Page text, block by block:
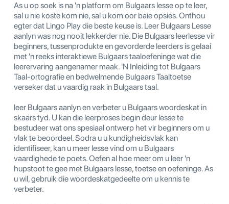
As u op soek is na 'n platform om Bulgaars lesse op te leer,
sal u nie koste kom nie, sal u kom oor baie opsies. Onthou
egter dat Lingo Play die beste keuse is. Leer Bulgaars Lesse
aanlyn was nog nooit lekkerder nie. Die Bulgaars leerlesse vir
beginners, tussenprodukte en gevorderde leerders is gelaai
met 'n reeks interaktiewe Bulgaars taaloefeninge wat die
leerervaring aangenamer maak. 'N Inleiding tot Bulgaars
Taal-ortografie en bedwelmende Bulgaars Taaltoetse
verseker dat u vaardig raak in Bulgaars taal.
leer Bulgaars aanlyn en verbeter u Bulgaars woordeskat in
skaars tyd. U kan die leerproses begin deur lesse te
bestudeer wat ons spesiaal ontwerp het vir beginners om u
vlak te beoordeel. Sodra u u kundigheidsvlak kan
identifiseer, kan u meer lesse vind om u Bulgaars
vaardighede te poets. Oefen al hoe meer om u leer 'n
hupstoot te gee met Bulgaars lesse, toetse en oefeninge. As
u wil, gebruik die woordeskatgedeelte om u kennis te
verbeter.